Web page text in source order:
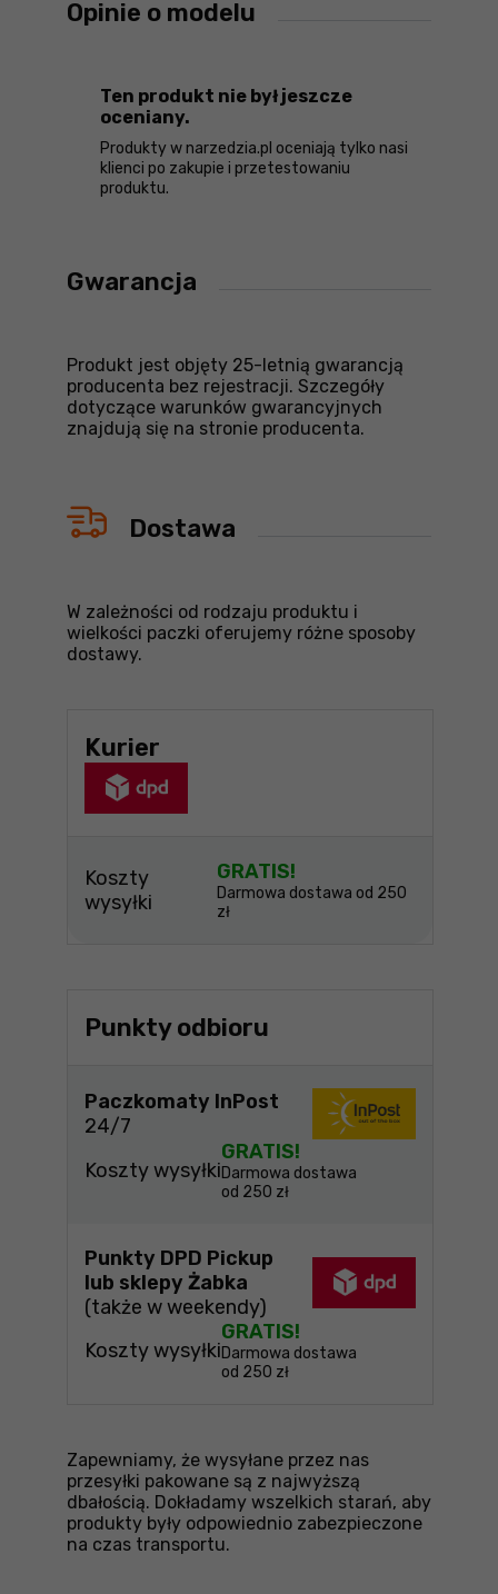
Opinie o modelu
Ten produkt nie był jeszcze
oceniany.
Produkty w narzedzia.pl oceniają tylko nasi
klienci po zakupie i przetestowaniu
produktu.
Gwarancja
Produkt jest objęty 25-letnią gwarancją
producenta bez rejestracji. Szczegóły
dotyczące warunków gwarancyjnych
znajdują się na stronie producenta.
Dostawa
W zależności od rodzaju produktu i
wielkości paczki oferujemy różne sposoby
dostawy.
Kurier
Koszty
wysyłki
GRATIS!
Darmowa dostawa od 250
zł
Punkty odbioru
Paczkomaty InPost
24/7
Koszty wysyłki
GRATIS!
Darmowa dostawa
od 250 zł
Punkty DPD Pickup
lub sklepy Żabka
(także w weekendy)
Koszty wysyłki
GRATIS!
Darmowa dostawa
od 250 zł
Zapewniamy, że wysyłane przez nas
przesyłki pakowane są z najwyższą
dbałością. Dokładamy wszelkich starań, aby
produkty były odpowiednio zabezpieczone
na czas transportu.